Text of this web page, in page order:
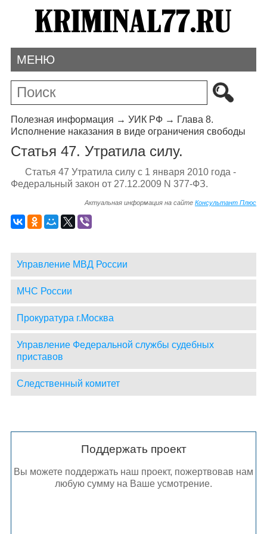
МЕНЮ
Полезная информация → УИК РФ→ Глава 8.
Исполнение наказания в виде ограничения свободы
Статья 47. Утратила силу.
Статья 47 Утратила силу с 1 января 2010 года -
Федеральный закон от 27.12.2009 N 377-ФЗ.
Актуальная информация на сайтеКонсультант Плюс
Управление МВД России
МЧС России
Прокуратура г.Москва
Управление Федеральной службы судебных
приставов
Следственный комитет
Поддержать проект
Вы можете поддержать наш проект, пожертвовав нам
любую сумму на Ваше усмотрение.